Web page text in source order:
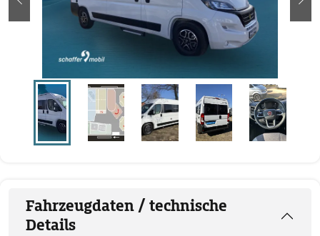
zurück
Fahrzeugdaten / technische
Details